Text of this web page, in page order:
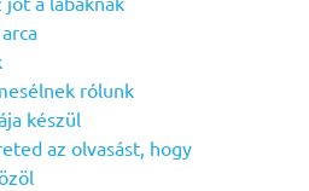
rólunk
készül
az olvasást, hogy